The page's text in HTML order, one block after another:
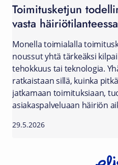
Toimitusketjun
vasta häiriötilanteessa
Monella toimialalla
noussut yhtä tärkeäksi
tehokkuus tai teknologia.
ratkaistaan sillä, kuinka
jatkamaan toimituksiaan,
asiakaspalveluaan häiriön
29.5.2026